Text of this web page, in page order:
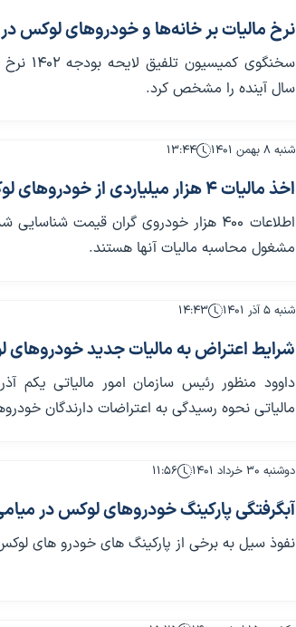
نرخ مالیات بر خانه‌ها و خودروهای لوکس در
سال آینده را مشخص کرد.
شنبه ۸ بهمن ۱۴۰۱ ۱۳:۴۴
اخذ مالیات ۴ هزار میلیاردی از خودروهای لوکس
اطلاعات ۴۰۰ هزار خودروی گران قیمت
مشغول محاسبه مالیات آنها هستند.
شنبه ۵ آذر ۱۴۰۱ ۱۴:۴۳
شرایط اعتراض به مالیات جدید
داوود منظور رئیس سازمان امور مالیاتی یکم
مالیاتی نحوه رسیدگی به اعتراضات دارندگان
دوشنبه ۳۰ خرداد ۱۴۰۱ ۱۱:۵۶
آبگرفتگی پارکینگ خودروهای لوکس در
نفوذ سیل به برخی از پارکینگ های خودرو های